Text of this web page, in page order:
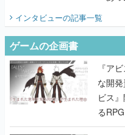
てみた
インタビューの記事一覧
ゲームの企画書
『ア
な開
ビス
る
書】